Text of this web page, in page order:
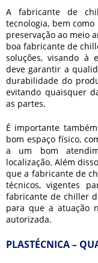
Afabricante de
tecnologia, bem
preservação ao meio
boa fabricante de
soluções, visando à
deve garantir a
durabilidade do
evitando quaisquer
as partes.
É importante
bom espaço físico,
a um bom
localização. Além
que a fabricante de
técnicos, vigentes
fabricante de chiller
para que a atuação
autorizada.
PLASTÉCNICA –